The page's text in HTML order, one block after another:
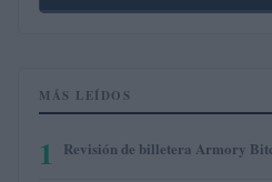
MÁS LEÍDOS
1 Revisión de billetera Armory